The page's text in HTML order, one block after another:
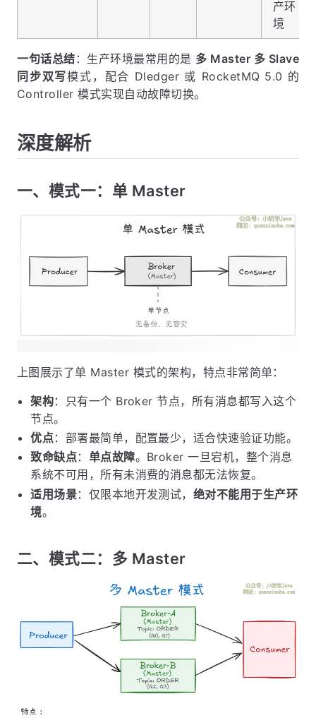
产环
境
一句话总结 ：生产环境最常用的是 多 Master 多 Slave
同步双写模式，配合 Dledger 或 RocketMQ 5.0 的
Controller 模式实现自动故障切换。
深度解析
一、模式一：单 Master
上图展示了单 Master 模式的架构，特点非常简单：
架构：只有一个 Broker 节点，所有消息都写入这个
节点。
优点：部署最简单，配置最少，适合快速验证功能。
致命缺点： 单点故障。Broker 一旦宕机，整个消息
系统不可用，所有未消费的消息都无法恢复。
适用场景：仅限本地开发测试， 绝对不能用于生产环
境。
二、模式二：多 Master